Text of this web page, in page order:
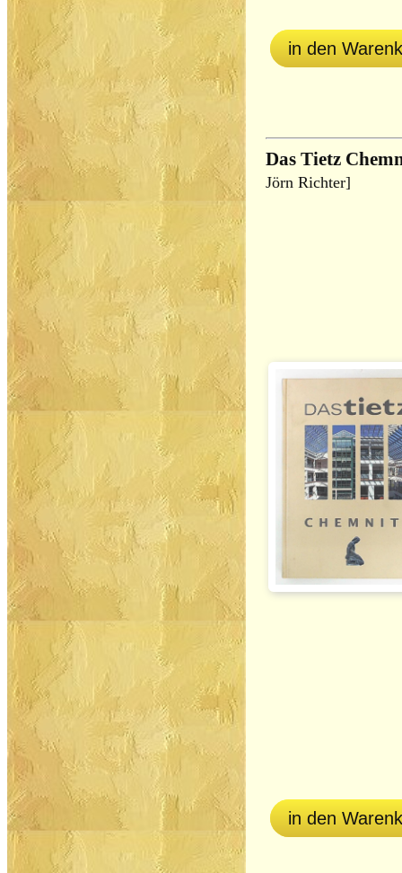
in den
Das Tietz
Jörn Richter]
in den